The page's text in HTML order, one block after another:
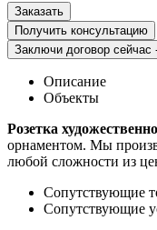
Получить консультацию
Заключи договор сейчас
Описание
Объекты
Розетка
орнаментом. Мы
любой сложности из
Сопутствующие
Сопутствующие